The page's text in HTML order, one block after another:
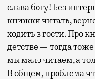
слава богу! Без
книжки читать,
ходить в гости. Про
детстве — тогда
мы мало читаем, а
В общем, проблема